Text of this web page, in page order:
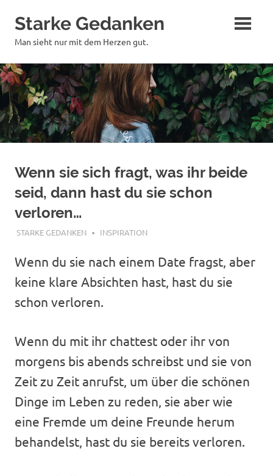
Inhalt
springen
Starke Gedanken
Man sieht nur mit dem Herzen gut.
Wenn sie sich fragt, was ihr beide
seid, dann hast du sie schon
verloren…
JUNI 19, 2018
STARKE GEDANKEN INSPIRATION
Wenn du sie nach einem Date fragst, aber
keine klare Absichten hast, hast du sie
schon verloren.
Wenn du mit ihr chattest oder ihr von
morgens bis abends schreibst und sie von
Zeit zu Zeit anrufst, um über die schönen
Dinge im Leben zu reden, sie aber wie
eine Fremde um deine Freunde herum
behandelst, hast du sie bereits verloren.